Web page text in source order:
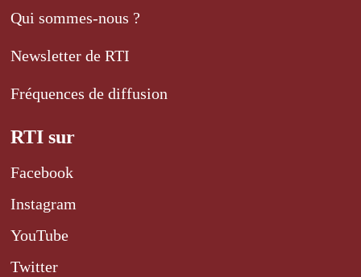
Qui sommes-nous ?
Newsletter de RTI
Fréquences de diffusion
RTI sur
Facebook
Instagram
YouTube
Twitter